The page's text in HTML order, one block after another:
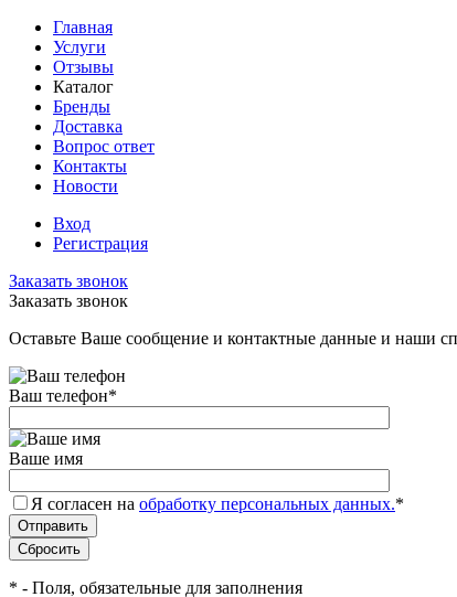
Главная
Услуги
Отзывы
Каталог
Бренды
Доставка
Вопрос ответ
Контакты
Новости
Вход
Регистрация
Заказать звонок
Заказать звонок
Оставьте Ваше сообщение и контактные данные и наши
Ваш телефон*
Ваше имя
Я согласен на обработку персональных данных.*
* - Поля, обязательные для заполнения